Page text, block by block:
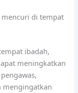
mencuri di tempat
ibadah,
meningkatkan
mengingatkan